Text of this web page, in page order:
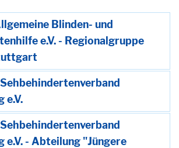
Blinden- und
e.V. - Regionalgruppe
e.V.
- Abteilung "Jüngere